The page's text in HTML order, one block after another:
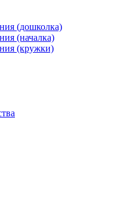
(дошколка)
(началка)
(кружки)